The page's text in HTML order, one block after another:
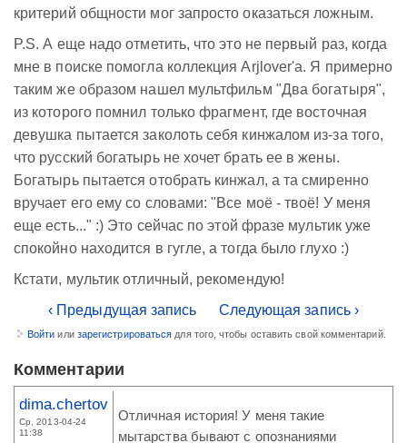
критерий общности мог запросто оказаться ложным.
P.S. А еще надо отметить, что это не первый раз, когда
мне в поиске помогла коллекция Arjlover'а. Я примерно
таким же образом нашел мультфильм "Два богатыря",
из которого помнил только фрагмент, где восточная
девушка пытается заколоть себя кинжалом из-за того,
что русский богатырь не хочет брать ее в жены.
Богатырь пытается отобрать кинжал, а та смиренно
вручает его ему со словами: "Все моё - твоё! У меня
еще есть..." :) Это сейчас по этой фразе мультик уже
спокойно находится в гугле, а тогда было глухо :)
Кстати, мультик отличный, рекомендую!
‹ Предыдущая запись
Следующая запись ›
Войти или зарегистрироваться для того, чтобы оставить свой комментарий.
Комментарии
dima.chertov
Ср, 2013-04-24
11:38
Отличная история! У меня такие
мытарства бывают с опознаниями